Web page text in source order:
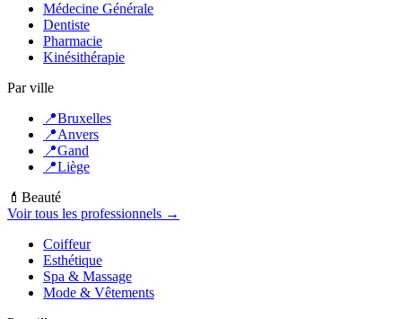
Médecine Générale
Dentiste
Pharmacie
Kinésithérapie
Par ville
📍Bruxelles
📍Anvers
📍Gand
📍Liège
💄 Beauté
Voir tous les professionnels →
Coiffeur
Esthétique
Spa & Massage
Mode & Vêtements